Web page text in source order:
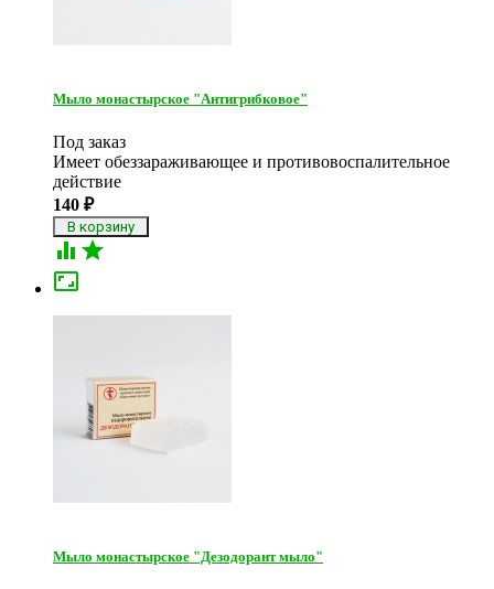
Мыло монастырское "Антигрибковое"
Под заказ
Имеет обеззараживающее и противовоспалительное
действие
140 ₽
 

Мыло монастырское "Дезодорант мыло"